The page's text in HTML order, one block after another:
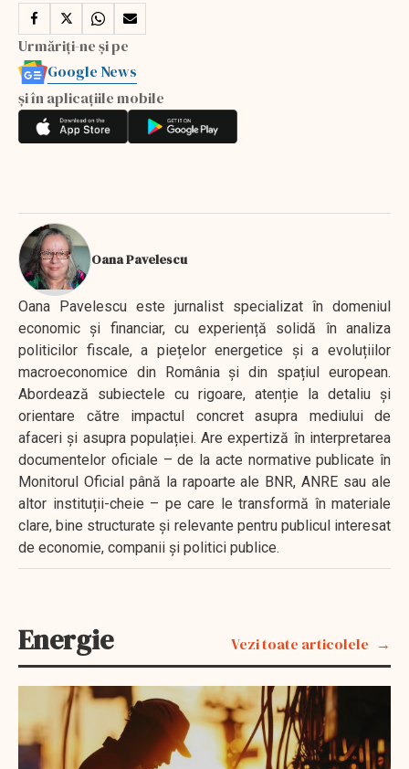
Urmăriți-ne și pe
Google News
și în aplicațiile mobile
Oana Pavelescu
Oana Pavelescu este jurnalist specializat în domeniul
economic și financiar, cu experiență solidă în analiza
politicilor fiscale, a piețelor energetice și a evoluțiilor
macroeconomice din România și din spațiul european.
Abordează subiectele cu rigoare, atenție la detaliu și
orientare către impactul concret asupra mediului de
afaceri și asupra populației. Are expertiză în interpretarea
documentelor oficiale – de la acte normative publicate în
Monitorul Oficial până la rapoarte ale BNR, ANRE sau ale
altor instituții-cheie – pe care le transformă în materiale
clare, bine structurate și relevante pentru publicul interesat
de economie, companii și politici publice.
Energie Vezi toate articolele